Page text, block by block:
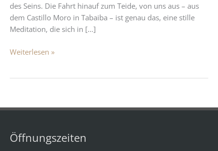
des Seins. Die Fahrt hinauf zum Teide, von uns aus – aus
dem Castillo Moro in Tabaiba – ist genau das, eine stille
Meditation, die sich in […]
Weiterlesen »
Öffnungszeiten